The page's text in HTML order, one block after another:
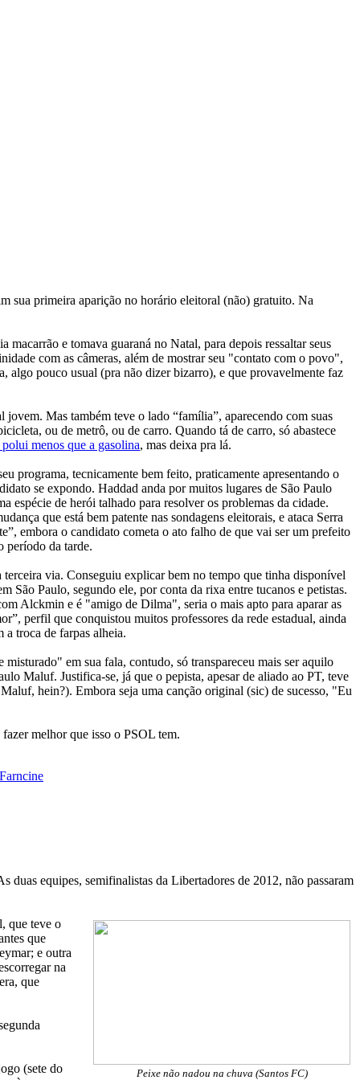
sua primeira aparição no horário eleitoral (não) gratuito. Na
e tomava guaraná no Natal, para depois ressaltar seus
com as câmeras, além de mostrar seu "contato com o povo",
algo pouco usual (pra não dizer bizarro), e que provavelmente faz
Mas também teve o lado “família”, aparecendo com suas
ou de metrô, ou de carro. Quando tá de carro, só abastece
menos que a gasolina, mas deixa pra lá.
programa, tecnicamente bem feito, praticamente apresentando o
se expondo. Haddad anda por muitos lugares de São Paulo
espécie de herói talhado para resolver os problemas da cidade.
que está bem patente nas sondagens eleitorais, e ataca Serra
embora o candidato cometa o ato falho de que vai ser um prefeito
período da tarde.
via. Conseguiu explicar bem no tempo que tinha disponível
São Paulo, segundo ele, por conta da rixa entre tucanos e petistas.
Alckmin e é "amigo de Dilma", seria o mais apto para aparar as
perfil que conquistou muitos professores da rede estadual, ainda
a troca de farpas alheia.
em sua fala, contudo, só transpareceu mais ser aquilo
Maluf. Justifica-se, já que o pepista, apesar de aliado ao PT, teve
hein?). Embora seja uma canção original (sic) de sucesso, "Eu
melhor que isso o PSOL tem.
equipes, semifinalistas da Libertadores de 2012, não passaram
Peixe não nadou na chuva (Santos FC)
que teve o
que
e outra
na
que
(sete do